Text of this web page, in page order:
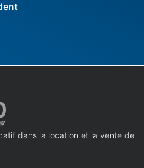
dans la location et la vente de